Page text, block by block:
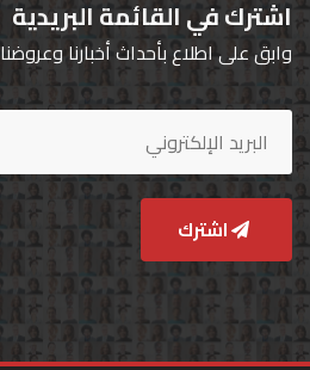
اشترك في القائمة البريدية
وابق على اطلاع بأحداث أخبارنا وعروضنا
اشترك